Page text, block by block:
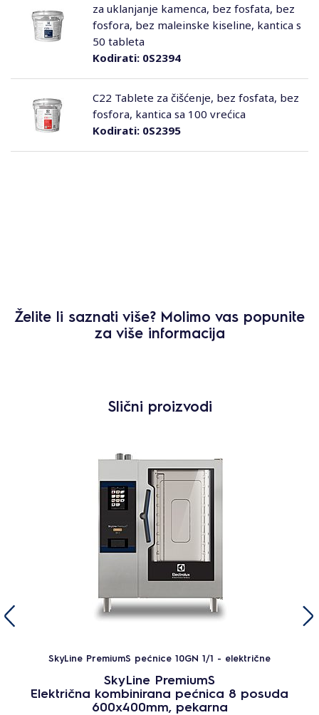
Kodirati:0S2394
za uklanjanje kamenca, bez fosfata, bez
fosfora, bez maleinske kiseline, kantica s
50 tableta
Kodirati:0S2395
C22 Tablete za čišćenje, bez fosfata, bez
fosfora, kantica sa 100 vrećica
Želite li saznati više? Molimo vas popunite
za više informacija
Slični proizvodi
SkyLine PremiumS pećnice 10GN 1/1 - električne
SkyLine PremiumS
Električna kombinirana pećnica 8 posuda
600x400mm, pekarna